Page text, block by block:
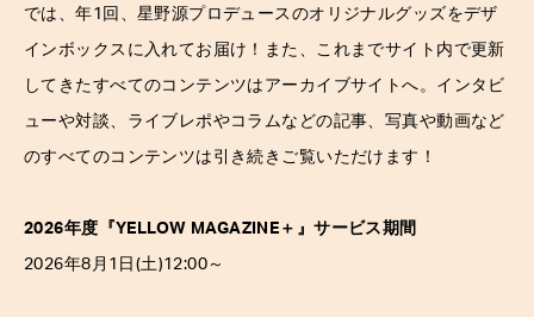
では、年1回、星野源プロデュースのオリジナルグッズをデザ
インボックスに入れてお届け！また、これまでサイト内で更新
してきたすべてのコンテンツはアーカイブサイトへ。インタビ
ューや対談、ライブレポやコラムなどの記事、写真や動画など
のすべてのコンテンツは引き続きご覧いただけます！
2026年度『YELLOW MAGAZINE ＋ 』サービス期間
2026年8月1日(土)12:00～